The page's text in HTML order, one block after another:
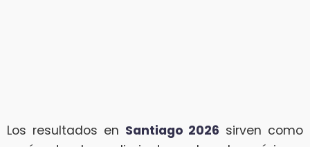
Los resultados en Santiago 2026 sirven como